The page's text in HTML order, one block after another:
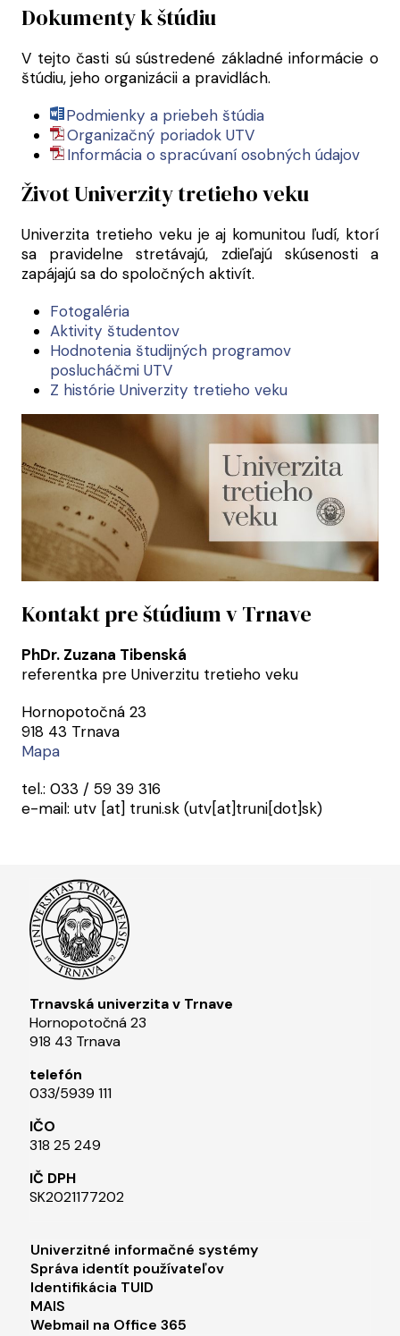
Dokumenty k štúdiu
V tejto časti sú sústredené základné informácie o
štúdiu, jeho organizácii a pravidlách.
Podmienky a priebeh štúdia
Organizačný poriadok UTV
Informácia o spracúvaní osobných údajov
Život Univerzity tretieho veku
Univerzita tretieho veku je aj komunitou ľudí, ktorí
sa pravidelne stretávajú, zdieľajú skúsenosti a
zapájajú sa do spoločných aktivít.
Fotogaléria
Aktivity študentov
Hodnotenia študijných programov
poslucháčmi UTV
Z histórie Univerzity tretieho veku
Kontakt pre štúdium v Trnave
PhDr. Zuzana Tibenská
referentka pre Univerzitu tretieho veku
Hornopotočná 23
918 43 Trnava
Mapa
tel.: 033 / 59 39 316
e-mail: utv [at] truni.sk (utv[at]truni[dot]sk)
Trnavská univerzita v Trnave
Hornopotočná 23
918 43 Trnava
telefón
033/5939 111​
IČO
318 25 249
IČ DPH
SK2021177202​
Footer menu 1
Univerzitné informačné systémy
Správa identít používateľov
Identifikácia TUID
MAIS
Webmail na Office 365